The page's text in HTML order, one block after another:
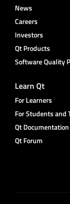
News
Careers
Investors
Qt Products
Software Quality
Learn Qt
For Learners
For Students and
Qt Documentation
Qt Forum